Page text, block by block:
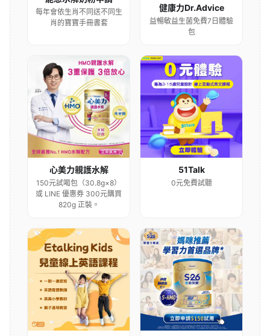
每年會依生肖不同送不同生
肖的寶寶手冊書套
健康力Dr.Advice
益暢敏益生菌免費7日體驗
包
心美力親護水解
150元試喝包（30.8g×8）
或 LINE 優惠券 300元購買
820g 正裝。
51Talk
0元免費試聽